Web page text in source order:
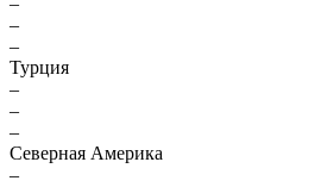
–
–
Турция
–
–
–
Северная Америка
–